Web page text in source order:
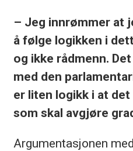
– Jeg innrømmer at
å følge logikken i
og ikke rådmenn.
med den
er liten logikk i at
som skal avgjøre
Argumentasjonen